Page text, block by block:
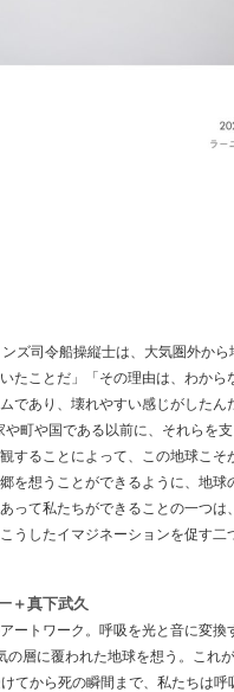
ズ司令船操縦士は、大気圏外か
たことだ」「その理由は、わか
であり、壊れやすい感じがしたん
町や国である以前に、それらを
することによって、この地球こ
を想うことができるように、地球
って私たちができることの一つは
うしたイマジネーションを促す
＋真下武久
ートワーク。呼吸を光と音に変換
層に覆われた地球を想う。これ
てから死の瞬間まで、私たちは